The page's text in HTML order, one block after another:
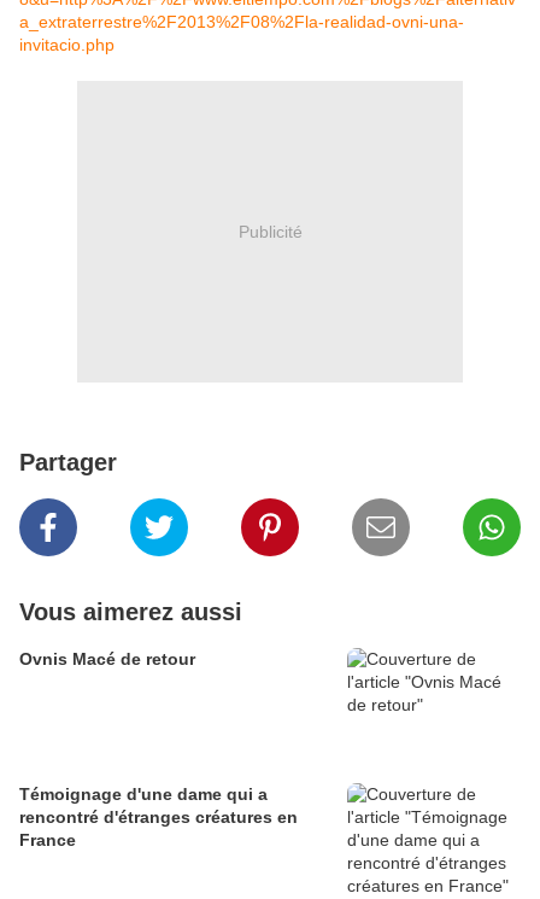
a_extraterrestre%2F2013%2F08%2Fla-realidad-ovni-una-
invitacio.php
Publicité
Partager
Vous aimerez aussi
Ovnis Macé de retour
Témoignage d'une dame qui a
rencontré d'étranges créatures en
France